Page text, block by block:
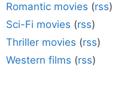
Romantic movies (rss)
Sci-Fi movies (rss)
Thriller movies (rss)
Western films (rss)